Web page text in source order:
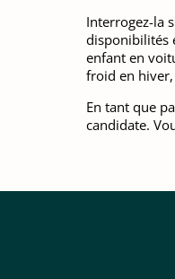
Interrogez-la
disponibilités
enfant en
froid en hiver,
En tant que
candidate.